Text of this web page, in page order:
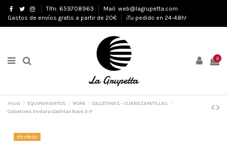
Tlfn: 659708963
Mail: web@lagrupetta.com
Gastos de envíos gratis a partir de 20€
¡Tu pedido en 24-48h!
0
Inicio EQUIPAMIENTOS ROPA
CALCETINES - CUBREZAPATILLAS
Calcetines Endura CoolMax Race 3-P
¡En oferta!